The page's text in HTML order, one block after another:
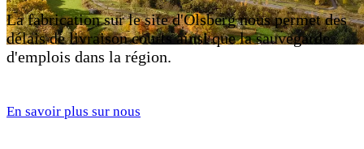
La fabrication sur le site d'Olsberg nous permet des
délais de livraison courts ainsi que la sauvegarde
d'emplois dans la région.
En savoir plus sur nous